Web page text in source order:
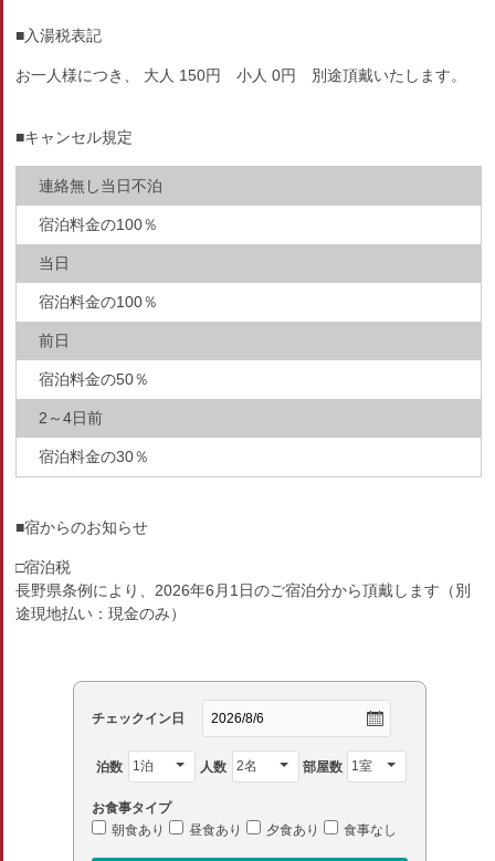
■入湯税表記
お一人様につき、 大人 150円 小人 0円 別途頂戴いたします。
■キャンセル規定
連絡無し当日不泊
宿泊料金の100％
当日
宿泊料金の100％
前日
宿泊料金の50％
2～4日前
宿泊料金の30％
■宿からのお知らせ
□宿泊税
長野県条例により、2026年6月1日のご宿泊分から頂戴します（別
途現地払い：現金のみ）
チェックイン日
泊数 人数 部屋数
お食事タイプ
朝食あり
昼食あり 夕食あり 食事なし